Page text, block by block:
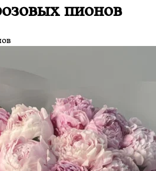
пионов